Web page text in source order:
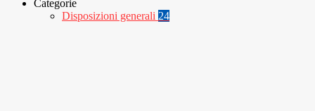
Categorie
Disposizioni generali 24